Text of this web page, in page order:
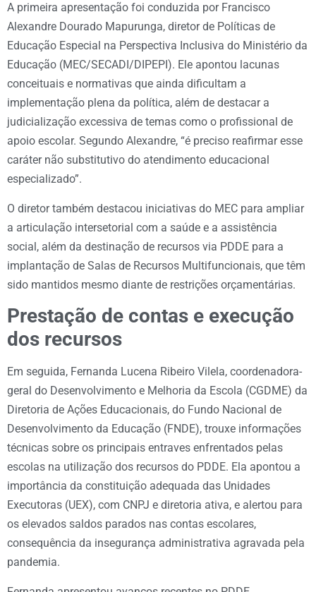
A primeira apresentação foi conduzida por Francisco
Alexandre Dourado Mapurunga, diretor de Políticas de
Educação Especial na Perspectiva Inclusiva do Ministério da
Educação (MEC/SECADI/DIPEPI). Ele apontou lacunas
conceituais e normativas que ainda dificultam a
implementação plena da política, além de destacar a
judicialização excessiva de temas como o profissional de
apoio escolar. Segundo Alexandre, “é preciso reafirmar esse
caráter não substitutivo do atendimento educacional
especializado”.
O diretor também destacou iniciativas do MEC para ampliar
a articulação intersetorial com a saúde e a assistência
social, além da destinação de recursos via PDDE para a
implantação de Salas de Recursos Multifuncionais, que têm
sido mantidos mesmo diante de restrições orçamentárias.
Prestação de contas e execução
dos recursos
Em seguida, Fernanda Lucena Ribeiro Vilela, coordenadora-
geral do Desenvolvimento e Melhoria da Escola (CGDME) da
Diretoria de Ações Educacionais, do Fundo Nacional de
Desenvolvimento da Educação (FNDE), trouxe informações
técnicas sobre os principais entraves enfrentados pelas
escolas na utilização dos recursos do PDDE. Ela apontou a
importância da constituição adequada das Unidades
Executoras (UEX), com CNPJ e diretoria ativa, e alertou para
os elevados saldos parados nas contas escolares,
consequência da insegurança administrativa agravada pela
pandemia.